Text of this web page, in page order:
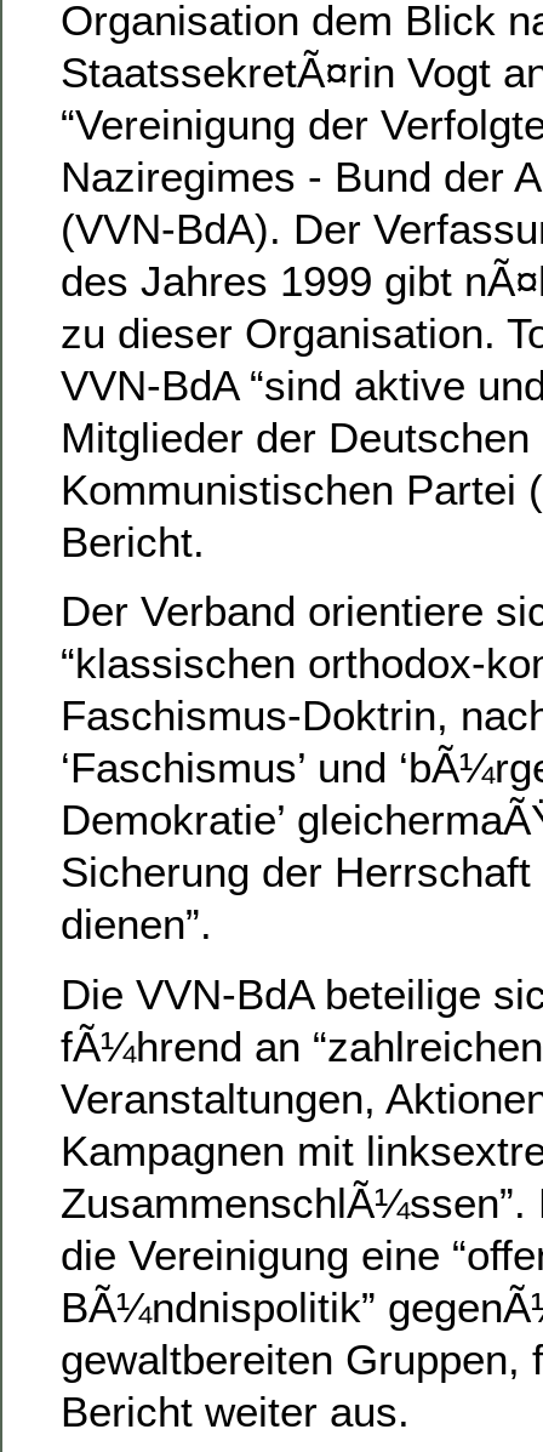
Organisation dem Blick
StaatssekretÃ¤rin Vogt
“Vereinigung der
Naziregimes - Bund der
(VVN-BdA). Der
des Jahres 1999 gibt
zu dieser Organisation.
VVN-BdA “sind aktive
Mitglieder der Deutschen
Kommunistischen Partei
Bericht.
Der Verband orientiere
“klassischen orthodox-
Faschismus-Doktrin,
‘Faschismus’ und
Demokratie’
Sicherung der
dienen”.
Die VVN-BdA beteilige
fÃ¼hrend an “zahlreichen
Veranstaltungen,
Kampagnen mit
ZusammenschlÃ¼ssen”.
die Vereinigung eine
BÃ¼ndnispolitik”
gewaltbereiten
Bericht weiter aus.